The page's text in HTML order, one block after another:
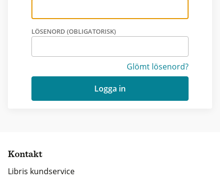
LÖSENORD (OBLIGATORISK)
Glömt lösenord?
Logga in
Kontakt
Libris kundservice